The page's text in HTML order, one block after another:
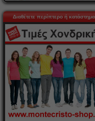
Διαθέτετε περίπτερο ή